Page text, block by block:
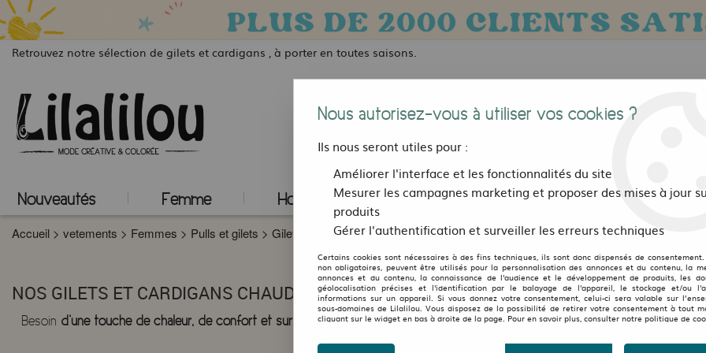
Retrouvez notre sélection de gilets et cardigans , à porter en toutes saisons.
Nouveautés Femme Homme Bijoux, sacs et accessoires Pour les
Accueil > vetements > Femmes > Pulls et gilets > Gilets et ponchos
NOS GILETS ET CARDIGANS CHAUDS ET ORIGINAUX
Besoin d’une touche de chaleur, de confort et surtout… d’originalité? Chez Lilalilou, on a ce qu’il vous faut : unesélectionde
autant les épaules que le style.
Nous autorisez-vous à utiliser vos cookies ?
Ils nous seront utiles pour :
Améliorer l'interface et les fonctionnalités du site
Mesurer les campagnes marketing et proposer des mises à jour
produits
Gérer l'authentification et surveiller les erreurs techniques
Certains cookies sont nécessaires à des fins techniques, ils sont donc dispensés de
non obligatoires, peuvent être utilisés pour la personnalisation des annonces et du contenu, la
annonces et du contenu, la connaissance de l'audience et le développement de produits, les
géolocalisation précises et l'identification par le balayage de l'appareil, le stockage et/ou
informations sur un appareil. Si vous donnez votre consentement, celui-ci sera valable sur
sous-domaines de Lilalilou. Vous disposez de la possibilité de retirer votre consentement à tout
cliquant sur le widget en bas à droite de la page. Pour en savoir plus, consulter notre politique de